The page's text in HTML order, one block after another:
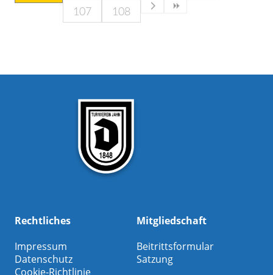
107 108
Rechtliches
Impressum
Datenschutz
Cookie-Richtlinie
Mitgliedschaft
Beitrittsformular
Satzung